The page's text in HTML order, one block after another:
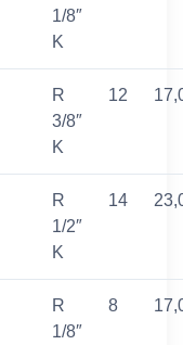
1/8″
K
R
3/8″
K
12
R
1/2″
K
14
R
1/8″
8